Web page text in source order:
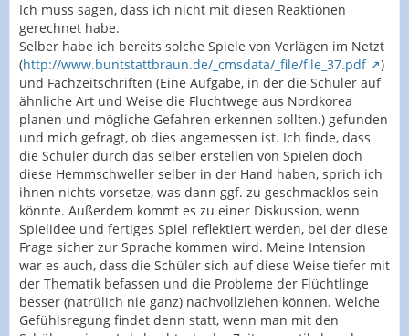
Ich muss sagen, dass ich nicht mit diesen Reaktionen
gerechnet habe.
Selber habe ich bereits solche Spiele von Verlägen im Netzt
(http://www.buntstattbraun.de/_cmsdata/_file/file_37.pdf
)
und Fachzeitschriften (Eine Aufgabe, in der die Schüler auf
ähnliche Art und Weise die Fluchtwege aus Nordkorea
planen und mögliche Gefahren erkennen sollten.) gefunden
und mich gefragt, ob dies angemessen ist. Ich finde, dass
die Schüler durch das selber erstellen von Spielen doch
diese Hemmschweller selber in der Hand haben, sprich ich
ihnen nichts vorsetze, was dann ggf. zu geschmacklos sein
könnte. Außerdem kommt es zu einer Diskussion, wenn
Spielidee und fertiges Spiel reflektiert werden, bei der diese
Frage sicher zur Sprache kommen wird. Meine Intension
war es auch, dass die Schüler sich auf diese Weise tiefer mit
der Thematik befassen und die Probleme der Flüchtlinge
besser (natrülich nie ganz) nachvollziehen können. Welche
Gefühlsregung findet denn statt, wenn man mit den